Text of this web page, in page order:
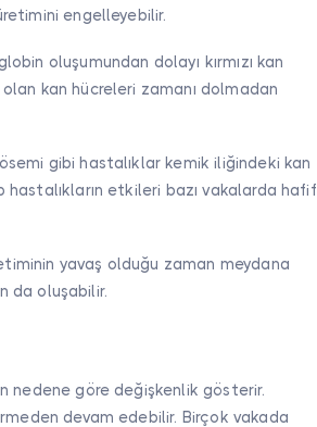
engelleyebilir.
oluşumundan dolayı kırmızı kan
kan hücreleri zamanı dolmadan
gibi hastalıklar kemik iliğindeki kan
etkileri bazı vakalarda hafif
üretiminin yavaş olduğu zaman meydana
da oluşabilir.
nedene göre değişkenlik gösterir.
devam edebilir. Birçok vakada